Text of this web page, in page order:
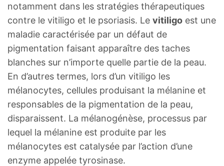
notamment dans les stratégies thérapeutiques
contre le vitiligo et le psoriasis. Le vitiligo est une
maladie caractérisée par un défaut de
pigmentation faisant apparaître des taches
blanches sur n’importe quelle partie de la peau.
En d’autres termes, lors d’un vitiligo les
mélanocytes, cellules produisant la mélanine et
responsables de la pigmentation de la peau,
disparaissent. La mélanogénèse, processus par
lequel la mélanine est produite par les
mélanocytes est catalysée par l’action d’une
enzyme appelée tyrosinase.